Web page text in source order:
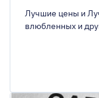
Лучшие цены и
влюбленных и